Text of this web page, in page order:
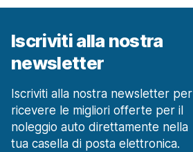
Iscriviti alla nostra
newsletter
Iscriviti alla nostra newsletter per
ricevere le migliori offerte per il
noleggio auto direttamente nella
tua casella di posta elettronica.